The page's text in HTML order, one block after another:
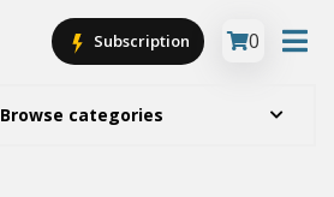
Browse categories
Subscription 0